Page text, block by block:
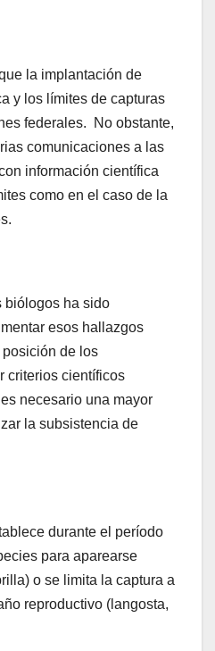
la implantación de
y los límites de capturas
federales. No obstante,
comunicaciones a las
información científica
como en el caso de la
biólogos ha sido
esos hallazgos
de los
criterios científicos
necesario una mayor
la subsistencia de
durante el período
para aparearse
o se limita la captura a
reproductivo (langosta,